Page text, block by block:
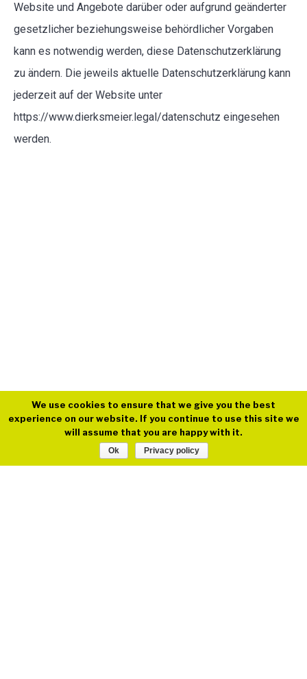
Website und Angebote darüber oder aufgrund geänderter
gesetzlicher beziehungsweise behördlicher Vorgaben
kann es notwendig werden, diese Datenschutzerklärung
zu ändern. Die jeweils aktuelle Datenschutzerklärung kann
jederzeit auf der Website unter
https://www.dierksmeier.legal/datenschutz eingesehen
werden.
We use cookies to ensure that we give you the best
experience on our website. If you continue to use this site we
will assume that you are happy with it.
Ok Privacy policy